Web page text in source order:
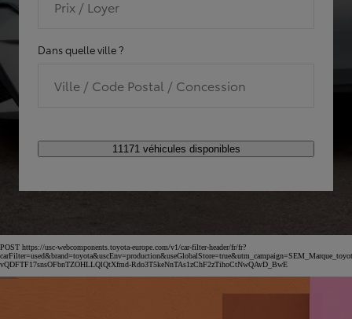
Prix / Loyer
Dans quelle ville ?
Ville / Code Postal / Concession
11171 véhicules disponibles
POST https://usc-webcomponents.toyota-europe.com/v1/car-filter-header/fr/fr?
vQDFTF17snsOFbnTZOHLLQlQtXfmd-Rdo3T5keNnTAs1zChF2zTihoCtNwQAvD_BwE